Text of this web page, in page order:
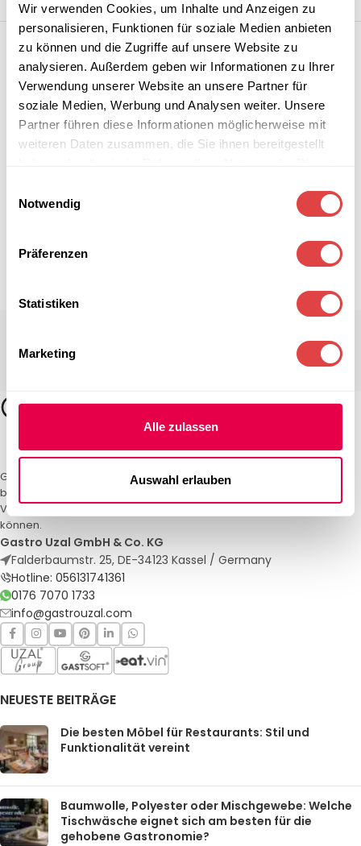
Wir verwenden Cookies, um Inhalte und Anzeigen zu
personalisieren, Funktionen für soziale Medien anbieten
zu können und die Zugriffe auf unsere Website zu
analysieren. Außerdem geben wir Informationen zu Ihrer
Verwendung unserer Website an unsere Partner für
soziale Medien, Werbung und Analysen weiter. Unsere
Partner führen diese Informationen möglicherweise mit
weiteren Daten zusammen, die Sie ihnen bereitgestellt
Notwendig
Präferenzen
Statistiken
Marketing
Alle zulassen
Auswahl erlauben
Gastro Uzal – Ihr Spezialist für Gastronomiemöbel und -textilien. Wir
bieten maßgeschneiderte Lösungen für Restaurants, Hotels und
Veranstaltungen. Qualität und Service, auf die Sie sich verlassen
können.
Gastro Uzal GmbH & Co. KG
Falderbaumstr. 25, DE-34123 Kassel / Germany
Hotline: 056131741361
0176 7070 1733
info@gastrouzal.com
NEUESTE BEITRÄGE
Die besten Möbel für Restaurants: Stil und
Funktionalität vereint
Baumwolle, Polyester oder Mischgewebe: Welche
Tischwäsche eignet sich am besten für die
gehobene Gastronomie?